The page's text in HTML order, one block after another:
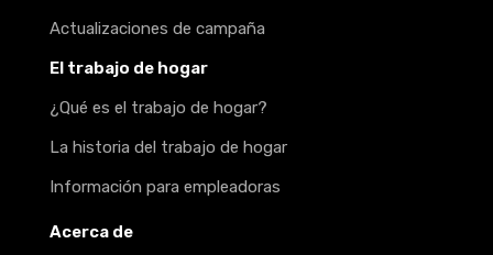
Actualizaciones de campaña
El trabajo de hogar
¿Qué es el trabajo de hogar?
La historia del trabajo de hogar
Información para empleadoras
Acerca de